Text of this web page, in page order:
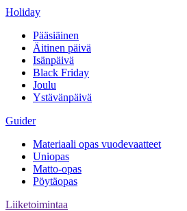
Holiday
Pääsiäinen
Äitinen päivä
Isänpäivä
Black Friday
Joulu
Ystävänpäivä
Guider
Materiaali opas vuodevaatteet
Uniopas
Matto-opas
Pöytäopas
Liiketoimintaa